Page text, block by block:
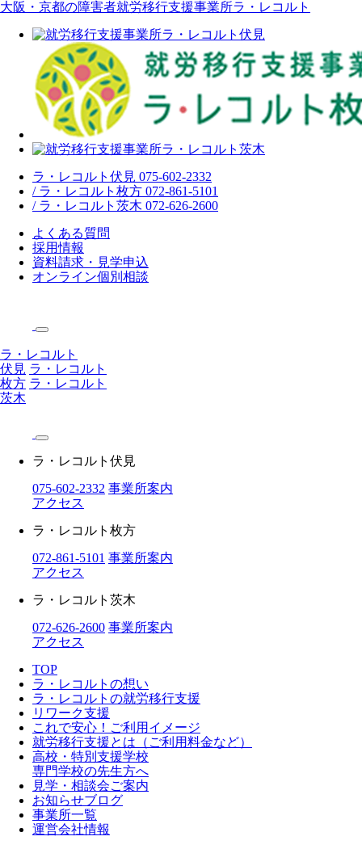
大阪・京都の障害者就労移行支援事業所ラ・レコルト
ラ・レコルト伏見 075-602-2332
/ ラ・レコルト枚方 072-861-5101
/ ラ・レコルト茨木 072-626-2600
よくある質問
採用情報
資料請求・見学申込
オンライン個別相談
ラ・レコルト
伏見 ラ・レコルト
枚方 ラ・レコルト
茨木
ラ・レコルト伏見
075-602-2332 事業所案内
アクセス
ラ・レコルト枚方
072-861-5101 事業所案内
アクセス
ラ・レコルト茨木
072-626-2600 事業所案内
アクセス
TOP
ラ・レコルトの想い
ラ・レコルトの就労移行支援
リワーク支援
これで安心！ご利用イメージ
就労移行支援とは（ご利用料金など）
高校・特別支援学校
専門学校の先生方へ
見学・相談会ご案内
お知らせブログ
事業所一覧
運営会社情報